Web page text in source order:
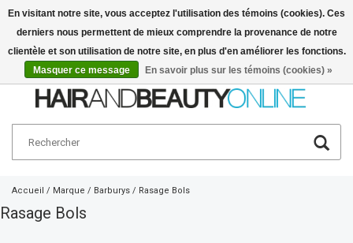
Français
Accueil / Marque / Barburys / Rasage Bols
Rasage Bols
En visitant notre site, vous acceptez l'utilisation des témoins (cookies). Ces
derniers nous permettent de mieux comprendre la provenance de notre
clientèle et son utilisation de notre site, en plus d'en améliorer les fonctions.
Masquer ce message
En savoir plus sur les témoins (cookies) »